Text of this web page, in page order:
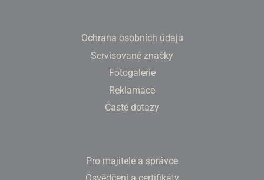
Ochrana osobních údajů
Servisované značky
Fotogalerie
Reklamace
Časté dotazy
Pro majitele a správce